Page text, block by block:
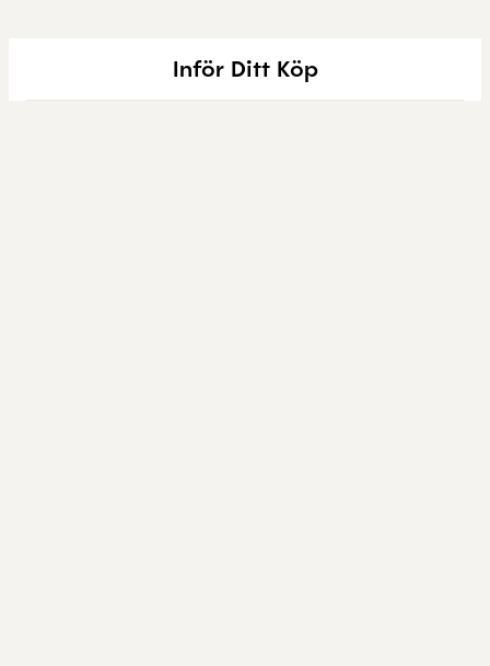
Inför Ditt Köp